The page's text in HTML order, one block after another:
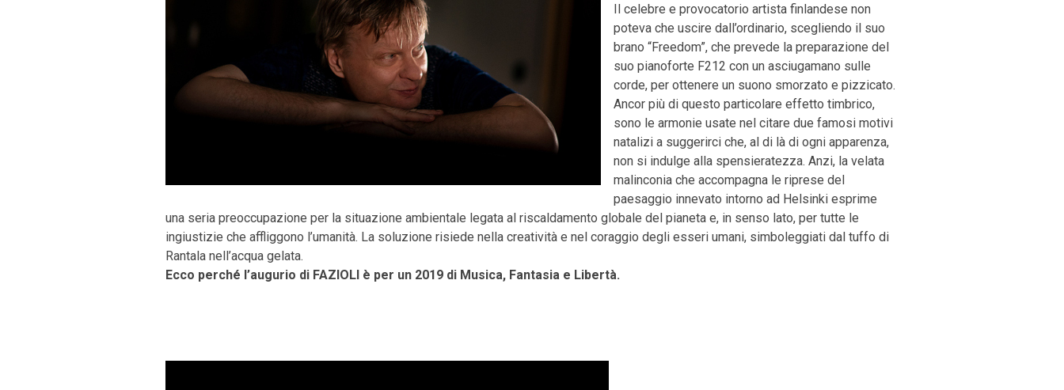
Il celebre e provocatorio artista finlandese non
poteva che uscire dall’ordinario, scegliendo il suo
brano “Freedom”, che prevede la preparazione del
suo pianoforte F212 con un asciugamano sulle
corde, per ottenere un suono smorzato e pizzicato.
Ancor più di questo particolare effetto timbrico,
sono le armonie usate nel citare due famosi motivi
natalizi a suggerirci che, al di là di ogni apparenza,
non si indulge alla spensieratezza. Anzi, la velata
malinconia che accompagna le riprese del
paesaggio innevato intorno ad Helsinki esprime
una seria preoccupazione per la situazione ambientale legata al riscaldamento globale del pianeta e, in senso lato, per tutte le
ingiustizie che affliggono l’umanità. La soluzione risiede nella creatività e nel coraggio degli esseri umani, simboleggiati dal tuffo di
Rantala nell’acqua gelata.
Ecco perché l’augurio di FAZIOLI è per un 2019 di Musica, Fantasia e Libertà.